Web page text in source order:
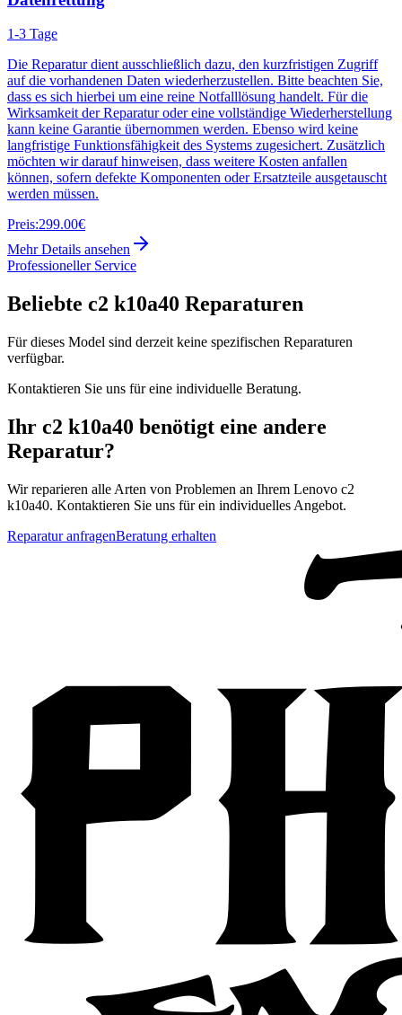
1-3 Tage
Die Reparatur dient ausschließlich dazu, den kurzfristigen Zugriff
auf die vorhandenen Daten wiederherzustellen. Bitte beachten Sie,
dass es sich hierbei um eine reine Notfalllösung handelt. Für die
Wirksamkeit der Reparatur oder eine vollständige Wiederherstellung
kann keine Garantie übernommen werden. Ebenso wird keine
langfristige Funktionsfähigkeit des Systems zugesichert. Zusätzlich
möchten wir darauf hinweisen, dass weitere Kosten anfallen
können, sofern defekte Komponenten oder Ersatzteile ausgetauscht
werden müssen.
Preis:299.00€
Mehr Details ansehen
Professioneller Service
Beliebte c2 k10a40 Reparaturen
Für dieses Model sind derzeit keine spezifischen Reparaturen
verfügbar.
Kontaktieren Sie uns für eine individuelle Beratung.
Ihr c2 k10a40 benötigt eine andere
Reparatur?
Wir reparieren alle Arten von Problemen an Ihrem Lenovo c2
k10a40. Kontaktieren Sie uns für ein individuelles Angebot.
Reparatur anfragenBeratung erhalten